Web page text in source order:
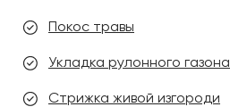
Покос травы
Укладка рулонного газона
Стрижка живой изгороди